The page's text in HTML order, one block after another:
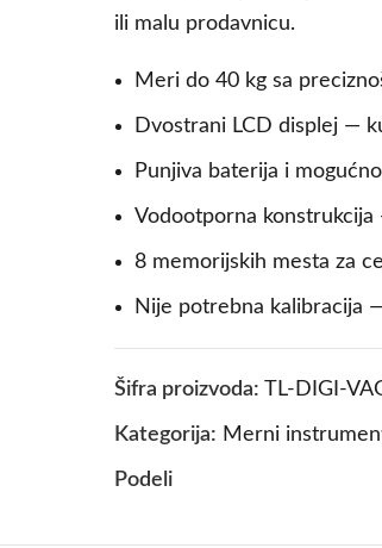
ili malu prodavnicu.
Meri do 40 kg sa
Dvostrani LCD displej —
Punjiva baterija i
Vodootporna
8 memorijskih mesta za
Nije potrebna kalibracija
Šifra proizvoda: TL-DIGI-
Kategorija: Merni
Podeli